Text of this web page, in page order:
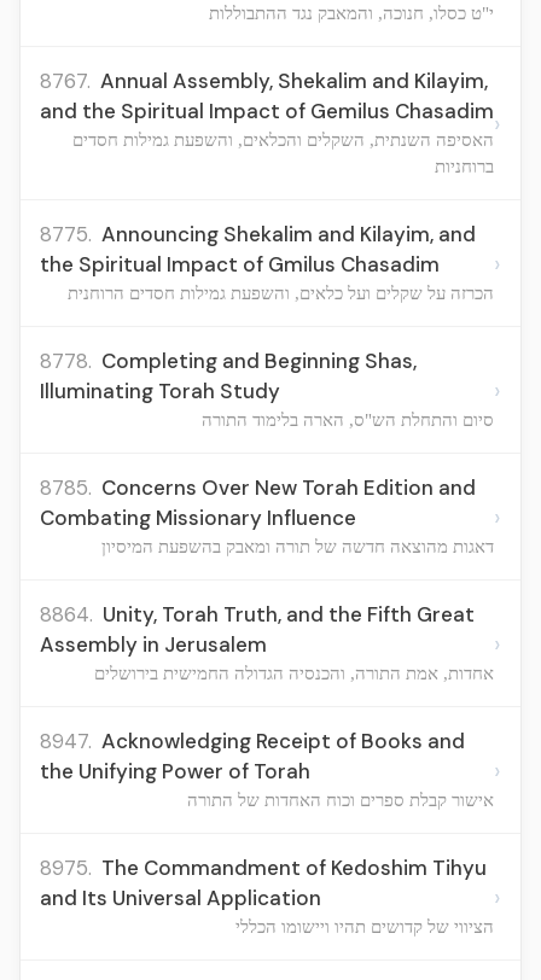
י"ט כסלו, חנוכה, והמאבק נגד ההתבוללות
8767. Annual Assembly, Shekalim and Kilayim,
and the Spiritual Impact of Gemilus Chasadim
האסיפה השנתית, השקלים והכלאים, והשפעת גמילות חסדים
ברוחניות
›
8775. Announcing Shekalim and Kilayim, and
the Spiritual Impact of Gmilus Chasadim
הכרזה על שקלים ועל כלאים, והשפעת גמילות חסדים הרוחנית
›
8778. Completing and Beginning Shas,
Illuminating Torah Study
סיום והתחלת הש"ס, הארה בלימוד התורה
›
8785. Concerns Over New Torah Edition and
Combating Missionary Influence
דאגות מהוצאה חדשה של תורה ומאבק בהשפעת המיסיון
›
8864. Unity, Torah Truth, and the Fifth Great
Assembly in Jerusalem
אחדות, אמת התורה, והכנסיה הגדולה החמישית בירושלים
›
8947. Acknowledging Receipt of Books and
the Unifying Power of Torah
אישור קבלת ספרים וכוח האחדות של התורה
›
8975. The Commandment of Kedoshim Tihyu
and Its Universal Application
הציווי של קדושים תהיו ויישומו הכללי
›